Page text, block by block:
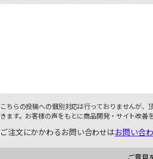
こちらの投稿への個別対応は行っておりませんが
きます。お客様の声をもとに商品開発・サイト改善
ご注文にかかわるお問い合わせはお問い合